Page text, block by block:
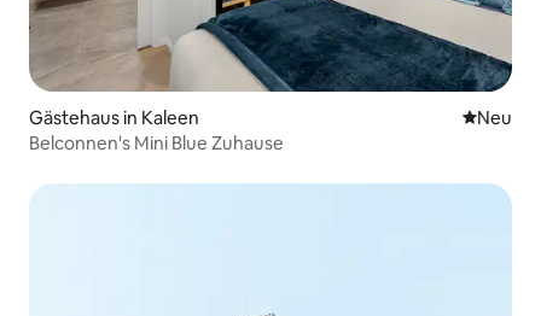
Gästehaus in Kaleen Neue
Neu
Belconnen's Mini Blue Zuhause